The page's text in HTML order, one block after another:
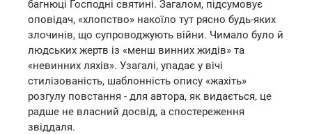
багнюці Господні святині. Загалом, підсумовує
оповідач, «хлопство» накоїло тут рясно будь-яких
злочинів, що супроводжують війни. Чимало було й
людських жертв із «менш винних жидів» та
«невинних ляхів». Узагалі, упадає у вічі
стилізованість, шаблонність опису «жахіть»
розгулу повстання - для автора, як видається, це
радше не власний досвід, а спостереження
звіддаля.